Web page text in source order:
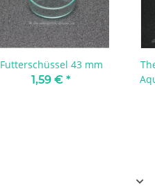
Futterschüssel 43 mm
1,59 € *